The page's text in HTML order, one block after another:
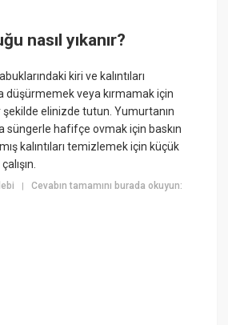
nasıl yıkanır?
kiri ve kalıntıları
düşürmemek veya kırmamak için
elinizde tutun. Yumurtanın
süngerle hafifçe ovmak için baskın
kalıntıları temizlemek için küçük
|Cevabın tamamını burada okuyun: